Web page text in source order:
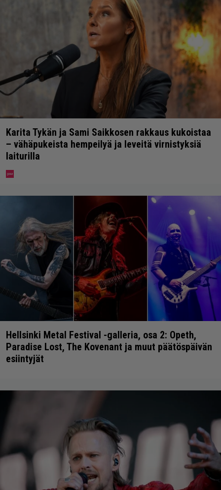
Karita Tykän ja Sami Saikkosen rakkaus kukoistaa
– vähäpukeista hempeilyä ja leveitä virnistyksiä
laiturilla
Hellsinki Metal Festival -galleria, osa 2: Opeth,
Paradise Lost, The Kovenant ja muut päätöspäivän
esiintyjät